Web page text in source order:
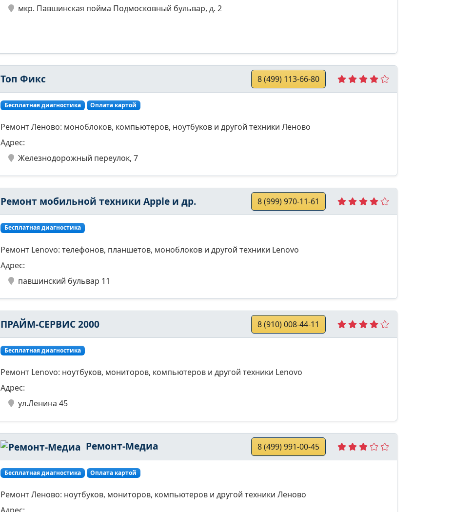
мкр. Павшинская пойма Подмосковный бульвар, д. 2
Топ Фикс 8 (499) 113-66-80
Бесплатная диагностика Оплата картой
Ремонт Леново: моноблоков, компьютеров, ноутбуков и другой техники Леново
Адрес:
Железнодорожный переулок, 7
Ремонт мобильной техники Apple и др. 8 (999) 970-11-61
Бесплатная диагностика
Ремонт Lenovo: телефонов, планшетов, моноблоков и другой техники Lenovo
Адрес:
павшинский бульвар 11
ПРАЙМ-СЕРВИС 2000 8 (910) 008-44-11
Бесплатная диагностика
Ремонт Lenovo: ноутбуков, мониторов, компьютеров и другой техники Lenovo
Адрес:
ул.Ленина 45
Ремонт-Медиа 8 (499) 991-00-45
Бесплатная диагностика Оплата картой
Ремонт Леново: ноутбуков, мониторов, компьютеров и другой техники Леново